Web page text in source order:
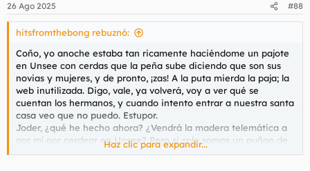
Clientes de Cloudflare reciben amenazas legales de LaLiga por compartir IP con servicios piratas
bandaancha.eu
LaLiga amenaza con demandar a usuarios legales de Cloudflare por compartir su IP con plataformas piratas
LaLiga amenaza con demandar a un usuario por tener
su blog personal ligado al servicio de CDN de
Cloudflare
e
s
26 Ago 2025 #88
hitsfromthebong rebuznó:
Coño, yo anoche estaba tan ricamente haciéndome un pajote
en Unsee con cerdas que la peña sube diciendo que son sus
novias y mujeres, y de pronto, ¡zas! A la puta mierda la paja; la
web inutilizada. Digo, vale, ya volverá, voy a ver qué se
cuentan los hermanos, y cuando intento entrar a nuestra santa
casa veo que no puedo. Estupor.
Joder, ¿qué he hecho ahora? ¿Vendrá la madera telemática a
por mí por cerdear en Unsee? Pero si solo somos un puñao de
enfermos pajilleros que se flipan diciendo a los demás que las
Haz clic para expandir...